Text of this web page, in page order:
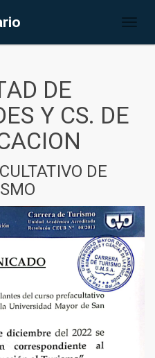
DE
Y CS. DE
DE